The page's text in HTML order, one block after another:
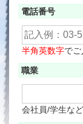
電話番号
半角英数字でご
職業
会社員/学生な